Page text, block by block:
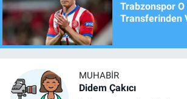
Trabzonspor
Transferinden
MUHABIR
Didem Çakıcı